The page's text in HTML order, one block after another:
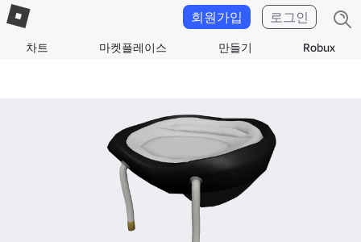
차트 마켓플레이스 만들기 Robux
회원가입 로그인